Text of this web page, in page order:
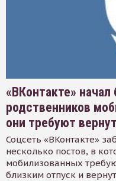
«ВКонтакте»
родственников
они требуют
Соцсеть «ВКонтакте»
несколько постов, в
мобилизованных
близким отпуск и